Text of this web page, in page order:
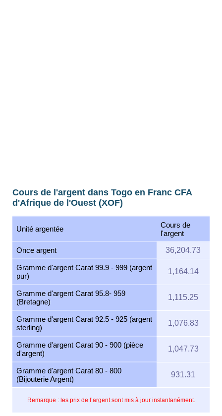
Cours de l'argent dans Togo en Franc CFA
d'Afrique de l'Ouest (XOF)
Unité argentée
Cours de
l'argent
Remarque : les prix de l’argent sont mis à jour instantanément.
Once argent 36,204.73
Gramme d'argent Carat 99.9 - 999 (argent
pur)
1,164.14
Gramme d'argent Carat 95.8- 959
(Bretagne)
1,115.25
Gramme d'argent Carat 92.5 - 925 (argent
sterling)
1,076.83
Gramme d'argent Carat 90 - 900 (pièce
d'argent)
1,047.73
Gramme d'argent Carat 80 - 800
(Bijouterie Argent)
931.31